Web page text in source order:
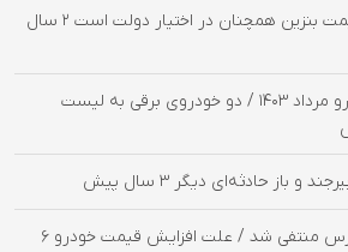
بنزین همچنان در اختیار دولت است
2 سال
ثبت نام ایران خودرو مرداد 1403 / دو خودروی برقی به لیست
و باز حادثه‌ای دیگر 3 سال پیش
منتفی شد / علت افزایش قیمت خودرو 6